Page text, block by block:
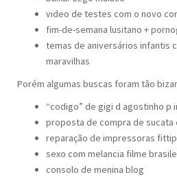
video de testes com o novo
fim-de-semana lusitano +
temas de aniversários infantis
maravilhas
Porém algumas buscas foram tão
“codigo” de gigi d agostinho p
proposta de compra de sucata
reparação de impressoras
sexo com melancia filme
consolo de menina blog